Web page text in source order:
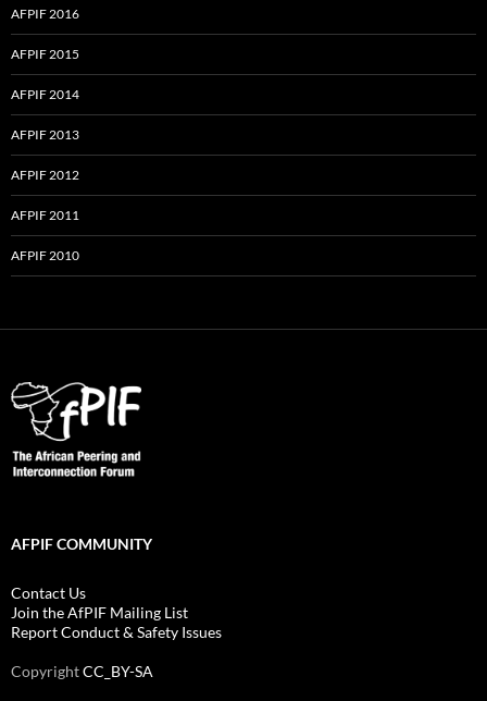
AFPIF 2016
AFPIF 2015
AFPIF 2014
AFPIF 2013
AFPIF 2012
AFPIF 2011
AFPIF 2010
AFPIF COMMUNITY
Contact Us
Join the AfPIF Mailing List
Report Conduct & Safety Issues
CopyrightCC_BY-SA